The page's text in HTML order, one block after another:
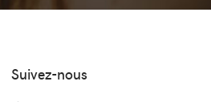
Suivez-nous